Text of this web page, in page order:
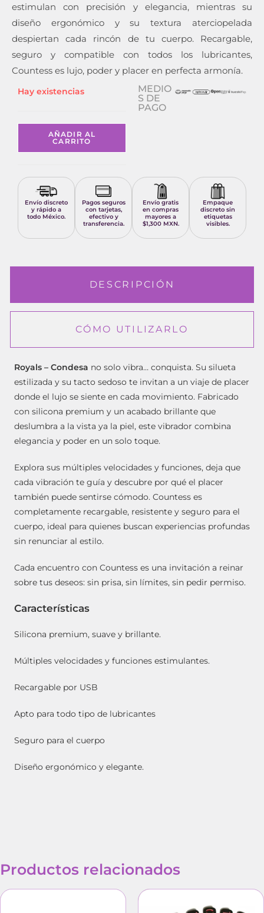
estimulan con precisión y elegancia, mientras su
diseño ergonómico y su textura aterciopelada
despiertan cada rincón de tu cuerpo. Recargable,
seguro y compatible con todos los lubricantes,
Countess es lujo, poder y placer en perfecta armonía.
Hay existencias
AÑADIR AL
CARRITO
MEDIO
S DE
PAGO
Envío discreto
y rápido a
todo México.
Pagos seguros
con tarjetas,
efectivo y
transferencia.
Envío gratis
en compras
mayores a
$1,300 MXN.
Empaque
discreto sin
etiquetas
visibles.
DESCRIPCIÓN
CÓMO UTILIZARLO
Royals – Condesa no solo vibra… conquista. Su silueta
estilizada y su tacto sedoso te invitan a un viaje de placer
donde el lujo se siente en cada movimiento. Fabricado
con silicona premium y un acabado brillante que
deslumbra a la vista ya la piel, este vibrador combina
elegancia y poder en un solo toque.
Explora sus múltiples velocidades y funciones, deja que
cada vibración te guía y descubre por qué el placer
también puede sentirse cómodo. Countess es
completamente recargable, resistente y seguro para el
cuerpo, ideal para quienes buscan experiencias profundas
sin renunciar al estilo.
Cada encuentro con Countess es una invitación a reinar
sobre tus deseos: sin prisa, sin límites, sin pedir permiso.
Características
Silicona premium, suave y brillante.
Múltiples velocidades y funciones estimulantes.
Recargable por USB
Apto para todo tipo de lubricantes
Seguro para el cuerpo
Diseño ergonómico y elegante.
Productos relacionados